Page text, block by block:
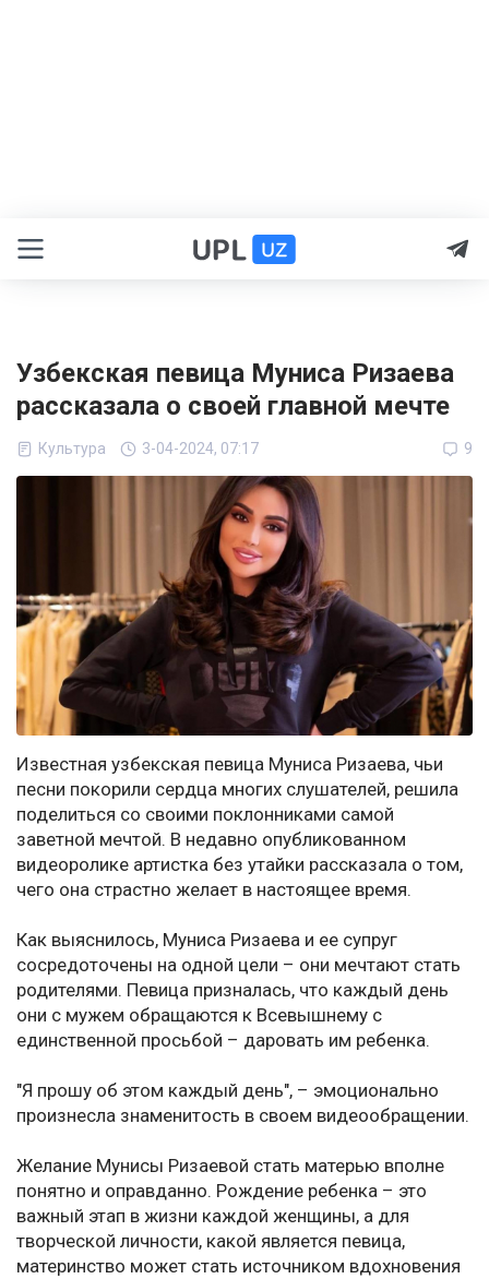
Узбекская певица Муниса Ризаева
рассказала о своей главной мечте
Культура 3-04-2024, 07:17 9
Известная узбекская певица Муниса Ризаева, чьи
песни покорили сердца многих слушателей, решила
поделиться со своими поклонниками самой
заветной мечтой. В недавно опубликованном
видеоролике артистка без утайки рассказала о том,
чего она страстно желает в настоящее время.
Как выяснилось, Муниса Ризаева и ее супруг
сосредоточены на одной цели – они мечтают стать
родителями. Певица призналась, что каждый день
они с мужем обращаются к Всевышнему с
единственной просьбой – даровать им ребенка.
"Я прошу об этом каждый день", – эмоционально
произнесла знаменитость в своем видеообращении.
Желание Мунисы Ризаевой стать матерью вполне
понятно и оправданно. Рождение ребенка – это
важный этап в жизни каждой женщины, а для
творческой личности, какой является певица,
материнство может стать источником вдохновения